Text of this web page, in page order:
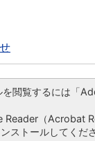
を閲覧するには「
（Acrobat
ストールしてくださ